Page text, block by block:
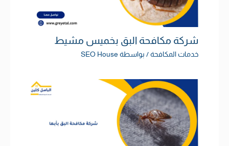
شركة مكافحة البق بخميس مشيط
خدمات المكافحة/ بواسطة SEO House